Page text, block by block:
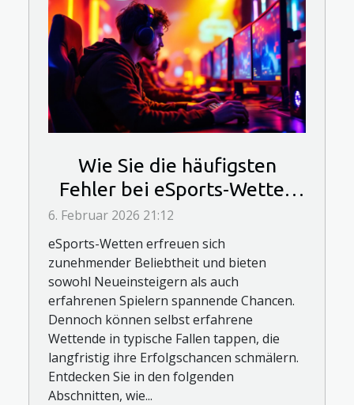
Wie Sie die häufigsten
Fehler bei eSports-Wetten
vermeiden
6. Februar 2026 21:12
eSports-Wetten erfreuen sich
zunehmender Beliebtheit und bieten
sowohl Neueinsteigern als auch
erfahrenen Spielern spannende Chancen.
Dennoch können selbst erfahrene
Wettende in typische Fallen tappen, die
langfristig ihre Erfolgschancen schmälern.
Entdecken Sie in den folgenden
Abschnitten, wie...